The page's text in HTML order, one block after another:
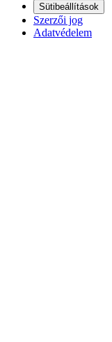
Sütibeállítások
Szerzői jog
Adatvédelem